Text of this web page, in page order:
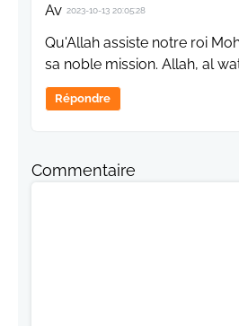
Av 2023-10-13 20:05:28
Qu'Allah assiste notre roi
sa noble mission. Allah, al
Répondre
Commentaire